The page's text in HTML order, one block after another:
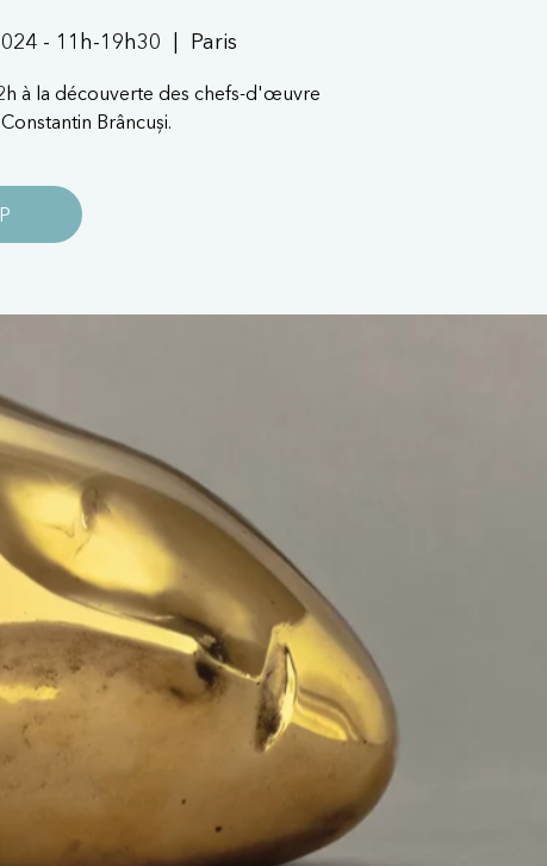
- 11h-19h30 Paris
à la découverte des chefs-d'œuvre
Brâncuși.